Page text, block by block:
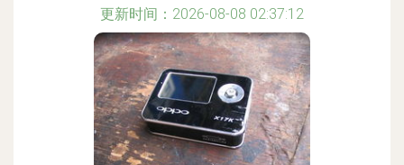
更新时间：2026-08-08 02:37:12